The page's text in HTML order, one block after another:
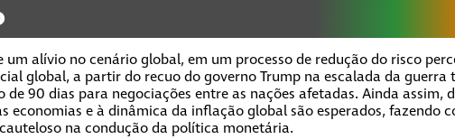
alívio no cenário global, em um processo de redução do risco
global, a partir do recuo do governo Trump na escalada da guerra
90 dias para negociações entre as nações afetadas. Ainda assim,
economias e à dinâmica da inflação global são esperados, fazendo
na condução da política monetária.